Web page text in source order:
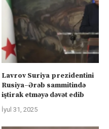
Lavrov Suriya prezidentini
Rusiya–Ərəb sammitində
iştirak etməyə dəvət edib
İyul 31, 2025